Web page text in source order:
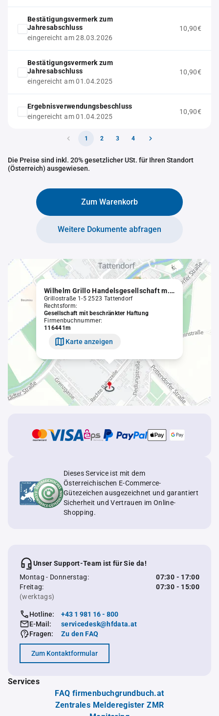
Bestätigungsvermerk zum
Jahresabschluss
eingereicht am 28.03.2026
10,90€
Bestätigungsvermerk zum
Jahresabschluss
eingereicht am 01.04.2025
10,90€
Ergebnisverwendungsbeschluss
eingereicht am 01.04.2025
10,90€
1 2 3 4
Die Preise sind inkl. 20% gesetzlicher USt. für Ihren Standort
(Österreich) ausgewiesen.
Zum Warenkorb
Weitere Dokumente abfragen
Wilhelm Grillo Handelsgesellschaft m.b.H.
Grillostraße 1-5 2523 Tattendorf
Rechtsform:
Gesellschaft mit beschränkter Haftung
Firmenbuchnummer:
116441m
Karte anzeigen
Dieses Service ist mit dem
Österreichischen E-Commerce-
Gütezeichen ausgezeichnet und garantiert
Sicherheit und Vertrauen im Online-
Shopping.
Unser Support-Team ist für Sie da!
Montag - Donnerstag:
07:30 - 17:00
Freitag:
07:30 - 15:00
(werktags)
Hotline:
+43 1 981 16 - 800
E-Mail:
servicedesk@hfdata.at
Fragen:
Zu den FAQ
Zum Kontaktformular
Services
FAQ firmenbuchgrundbuch.at
Zentrales Melderegister ZMR